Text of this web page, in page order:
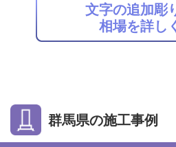
文字の追加彫
相場を詳し
群馬県の施工事例